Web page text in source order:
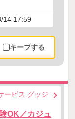
14 17:59
キープする
ービス グッジ
OK／カジュ